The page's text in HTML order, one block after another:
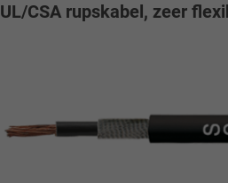
UL/CSA rupskabel, zeer